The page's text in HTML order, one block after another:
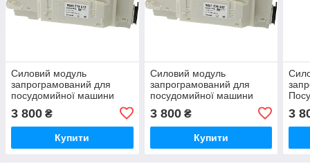
Силовий модуль
запрограмований для
посудомийної машини
3 800 ₴
Купити
Силовий модуль
запрограмований для
посудомийної машини
3 800₴
Купити
3